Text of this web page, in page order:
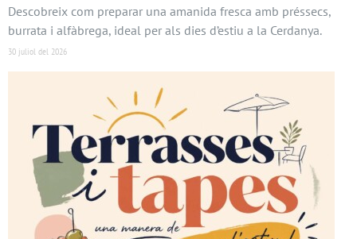
Descobreix com preparar una amanida fresca amb préssecs,
burrata i alfàbrega, ideal per als dies d’estiu a la Cerdanya.
30 juliol del 2026